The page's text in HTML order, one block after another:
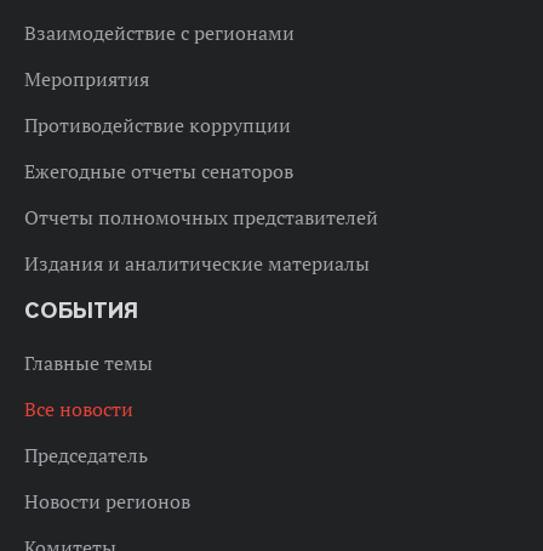
Взаимодействие с регионами
Мероприятия
Противодействие коррупции
Ежегодные отчеты сенаторов
Отчеты полномочных представителей
Издания и аналитические материалы
СОБЫТИЯ
Главные темы
Все новости
Председатель
Новости регионов